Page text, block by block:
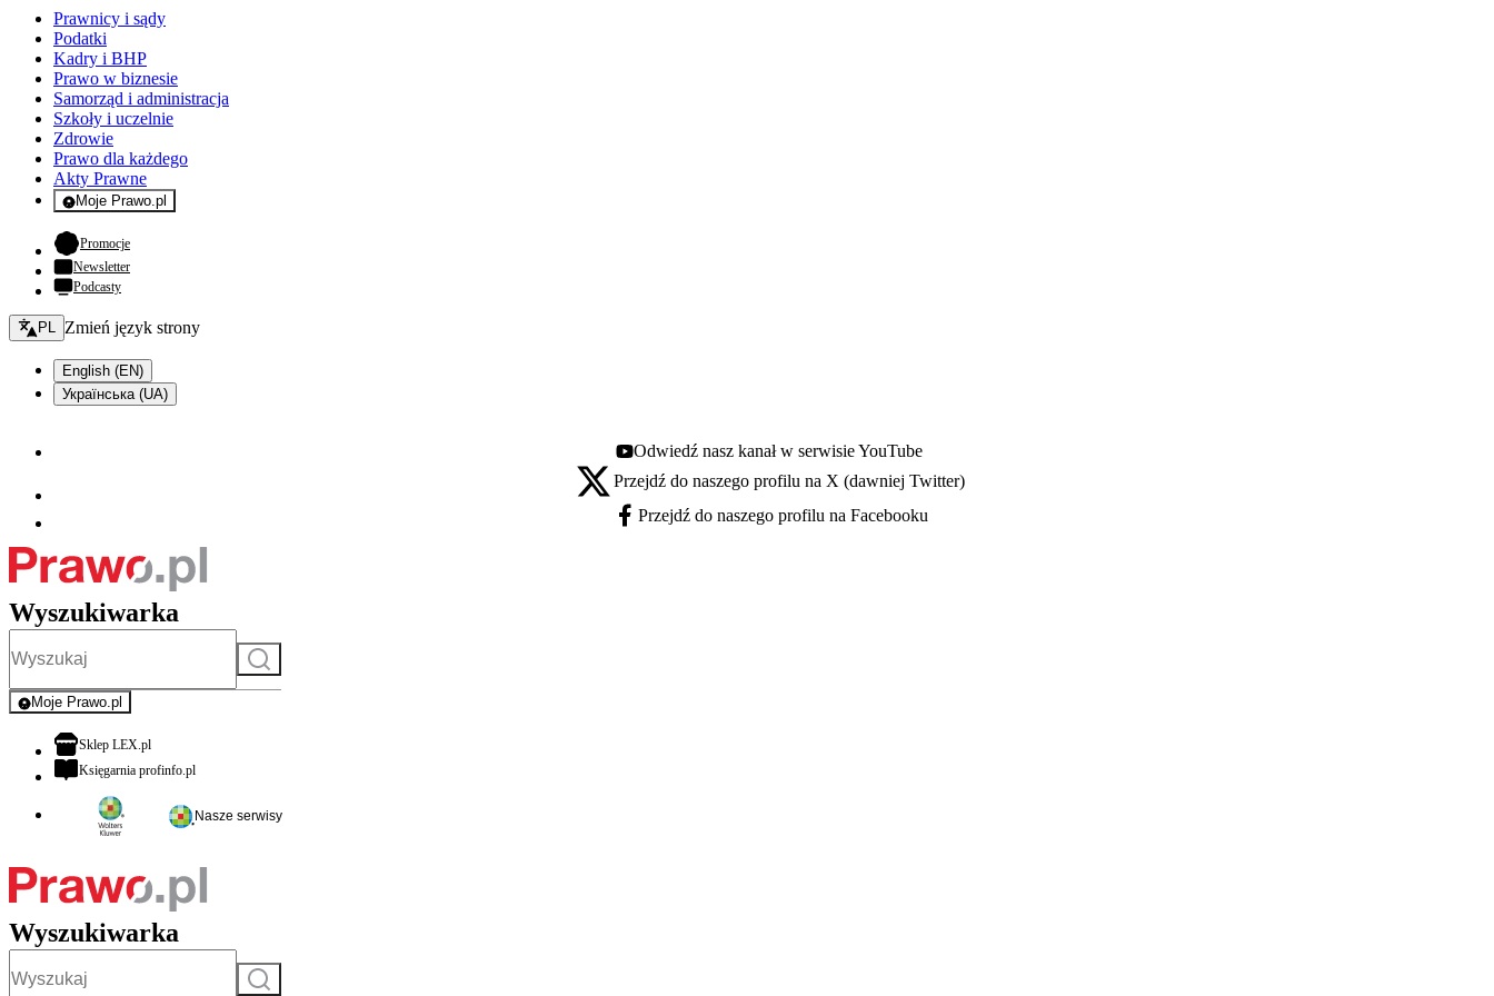
Prawnicy i sądy
Podatki
Kadry i BHP
Prawo w biznesie
Samorząd i administracja
Szkoły i uczelnie
Zdrowie
Prawo dla każdego
Akty Prawne
Moje Prawo.pl
- rejestracja i logowanie do serwisu
Promocje- otwiera się w nowej karcie
Newsletter
Podcasty
Zmień język - bieżący:
PL Zmień język strony
English (EN)
Українська (UA)
Youtube - otwiera się w nowej karcie
Odwiedź nasz kanał w serwisie YouTube
X - otwiera się w nowej karcie
Przejdź do naszego profilu na X (dawniej Twitter)
Facebook - otwiera się w nowej karcie
Przejdź do naszego profilu na Facebooku
Wyszukiwarka
Szukaj
Moje Prawo.pl
- rejestracja i logowanie do serwisu
Sklep LEX.plotwiera się w nowej karcie
Księgarnia profinfo.plotwiera się w nowej karcie
Nasze serwisy
Wyszukiwarka
Szukaj